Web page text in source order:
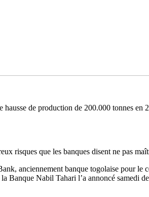
de production de 200.000 tonnes en
risques que les banques disent ne pas
, anciennement banque togolaise pour le
Banque Nabil Tahari l’a annoncé samedi